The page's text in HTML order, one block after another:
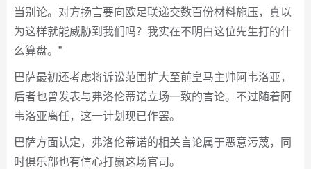
当别论。对方扬言要向欧足联递交数百份材料施压，真以
为这样就能威胁到我们吗？我实在不明白这位先生打的什
么算盘。”
巴萨最初还考虑将诉讼范围扩大至前皇马主帅阿韦洛亚，
后者也曾发表与弗洛伦蒂诺立场一致的言论。不过随着阿
韦洛亚离任，这一计划现已作罢。
巴萨方面认定，弗洛伦蒂诺的相关言论属于恶意污蔑，同
时俱乐部也有信心打赢这场官司。